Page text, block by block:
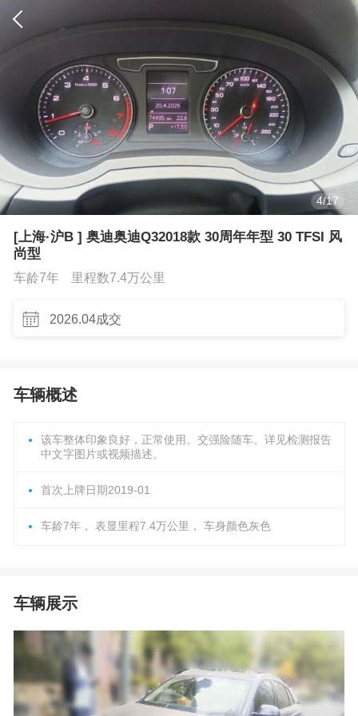
4/17
[上海·沪B ] 奥迪奥迪Q32018款 30周年年型 30 TFSI 风
尚型
车龄7年 里程数7.4万公里
2026.04成交
车辆概述
该车整体印象良好，正常使用。交强险随车。详见检测报告
中文字图片或视频描述。
首次上牌日期2019-01
车龄7年， 表显里程7.4万公里， 车身颜色灰色
车辆展示